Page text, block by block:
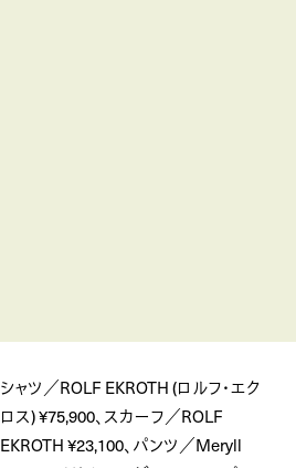
シャツ／ROLF EKROTH (ロルフ・エク
ロス) ¥75,900、スカーフ／ROLF
EKROTH ¥23,100、パンツ／Meryll